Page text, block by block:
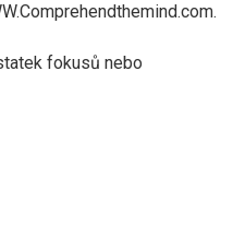
fokusů nebo